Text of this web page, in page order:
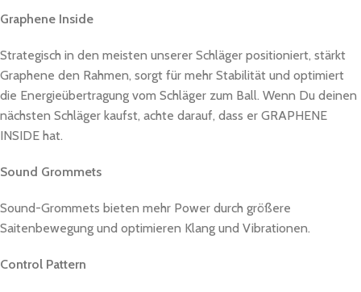
Graphene Inside
Strategisch in den meisten unserer Schläger positioniert, stärkt
Graphene den Rahmen, sorgt für mehr Stabilität und optimiert
die Energieübertragung vom Schläger zum Ball. Wenn Du deinen
nächsten Schläger kaufst, achte darauf, dass er GRAPHENE
INSIDE hat.
Sound Grommets
Sound-Grommets bieten mehr Power durch größere
Saitenbewegung und optimieren Klang und Vibrationen.
Control Pattern